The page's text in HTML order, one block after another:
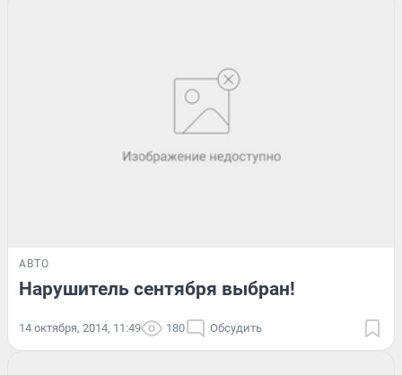
АВТО
Нарушитель сентября выбран!
14 октября, 2014, 11:49 180 Обсудить